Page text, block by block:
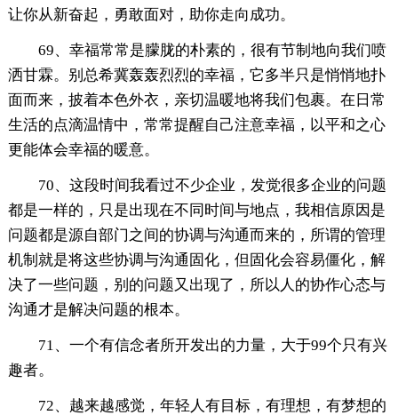
让你从新奋起，勇敢面对，助你走向成功。
69、幸福常常是朦胧的朴素的，很有节制地向我们喷
洒甘霖。别总希冀轰轰烈烈的幸福，它多半只是悄悄地扑
面而来，披着本色外衣，亲切温暖地将我们包裹。在日常
生活的点滴温情中，常常提醒自己注意幸福，以平和之心
更能体会幸福的暖意。
70、这段时间我看过不少企业，发觉很多企业的问题
都是一样的，只是出现在不同时间与地点，我相信原因是
问题都是源自部门之间的协调与沟通而来的，所谓的管理
机制就是将这些协调与沟通固化，但固化会容易僵化，解
决了一些问题，别的问题又出现了，所以人的协作心态与
沟通才是解决问题的根本。
71、一个有信念者所开发出的力量，大于99个只有兴
趣者。
72、越来越感觉，年轻人有目标，有理想，有梦想的